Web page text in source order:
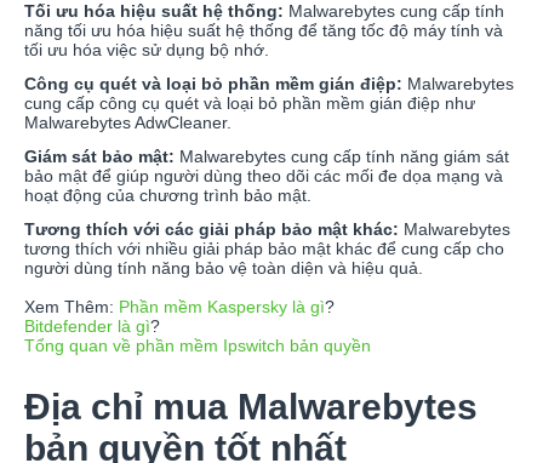
Tối ưu hóa hiệu suất hệ thống: Malwarebytes cung cấp tính
năng tối ưu hóa hiệu suất hệ thống để tăng tốc độ máy tính và
tối ưu hóa việc sử dụng bộ nhớ.
Công cụ quét và loại bỏ phần mềm gián điệp: Malwarebytes
cung cấp công cụ quét và loại bỏ phần mềm gián điệp như
Malwarebytes AdwCleaner.
Giám sát bảo mật: Malwarebytes cung cấp tính năng giám sát
bảo mật để giúp người dùng theo dõi các mối đe dọa mạng và
hoạt động của chương trình bảo mật.
Tương thích với các giải pháp bảo mật khác: Malwarebytes
tương thích với nhiều giải pháp bảo mật khác để cung cấp cho
người dùng tính năng bảo vệ toàn diện và hiệu quả.
Xem Thêm: Phần mềm Kaspersky là gì?
Bitdefender là gì?
Tổng quan về phần mềm Ipswitch bản quyền
Địa chỉ mua Malwarebytes
bản quyền tốt nhất